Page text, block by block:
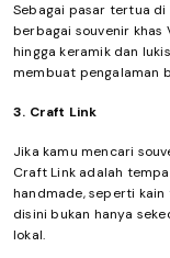
Sebagai pasar tertua di
berbagai souvenir khas
hingga keramik dan
membuat pengalaman
3. Craft Link
Jika kamu mencari
Craft Link adalah
handmade, seperti kain
disini bukan hanya
lokal.